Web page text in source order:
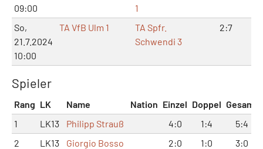
09:00
1
So,
21.7.2024
10:00
TA VfB Ulm 1
TA Spfr.
Schwendi 3
2:7
Spieler
Rang LK Name Nation Einzel Doppel Gesamt
1
LK13 Philipp Strauß 4:0 1:4
5:4
2
LK13 Giorgio Bosso 2:0 1:0
3:0